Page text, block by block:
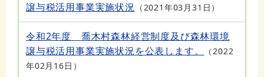
譲与税活用事業実施状況
2021年03月31日
令和2年度 喬木村森林経営制度及び森林環境
譲与税活用事業実施状況を公表します。
2022
年02月16日